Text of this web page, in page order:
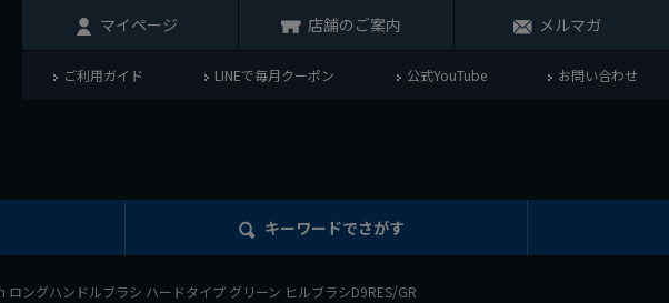
マイページ 店舗のご案内 メルマガ
ご利用ガイド LINEで毎月クーポン 公式YouTube お問い合わせ
キーワードでさがす
ロングハンドルブラシ ハードタイプ グリーン ヒルブラシD9RES/GR